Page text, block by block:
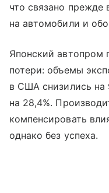
что связано прежде
на автомобили и
Японский автопром
потери: объемы
в США снизились
на 28,4%.
компенсировать
однако без успеха.